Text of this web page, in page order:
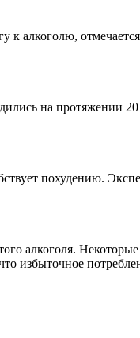
алкоголю,
на протяжении 20
похудению.
алкоголя.
избыточное